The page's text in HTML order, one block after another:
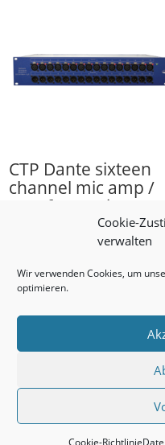
Cookie-
verwalten
Wir verwenden Cookies, um
optimieren.
Cookie-Richtlinie
CTP Dante sixteen
channel mic amp /
Interface Unit
Cookie-